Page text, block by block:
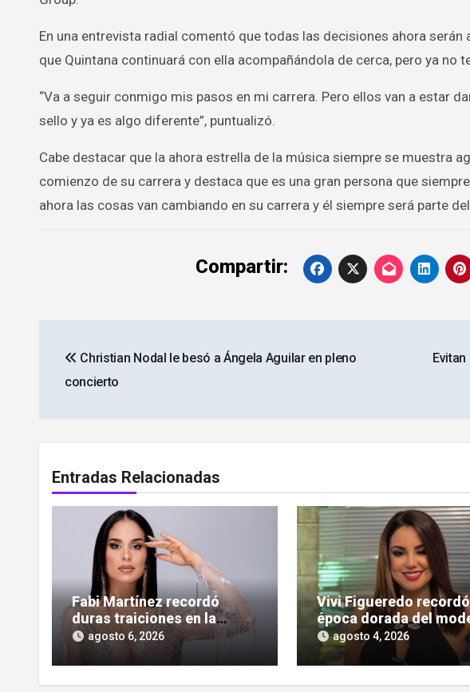
En una entrevista radial comentó que todas las decisiones ahora
que Quintana continuará con ella acompañándola de cerca, pero ya no
“Va a seguir conmigo mis pasos en mi carrera. Pero ellos van a estar
sello y ya es algo diferente”, puntualizó.
Cabe destacar que la ahora estrella de la música siempre se muestra
comienzo de su carrera y destaca que es una gran persona que
ahora las cosas van cambiando en su carrera y él siempre será parte
Compartir:
de
Christian Nodal le besó a Ángela Aguilar en pleno
concierto
Entradas Relacionadas
Fabi Martínez recordó
duras traiciones en la
amistad: «Tuve amigas
tesapo’elas»
agosto 6, 2026
Vivi Figueredo
época dorada del
y los agarrones en los
boliches
agosto 4, 2026